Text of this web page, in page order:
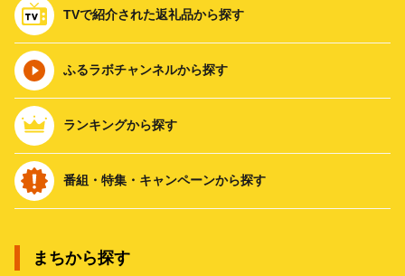
TVで紹介された返礼品から探す
ふるラボチャンネルから探す
ランキングから探す
番組・特集・キャンペーンから探す
まちから探す